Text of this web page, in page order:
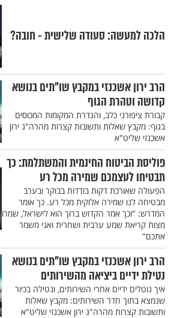
הלכה למעשה: סעודה שלישית - חובה?
הרב ירון אשכנזי במקבץ שו"תים בנושא
קדושה וטהרת הגוף
קבורת ציפורני כלב, והגדרת המקומות המכוסים
בגוף: מקבץ שאלות ותשובות קצרות מהרה"ג ירון
אשכנזי שליט"א
פוליסת הביטוח החינמית והמשתלמת: כך
תבטיחו לעצמכם שמירה מכל רע
הפעולה שאורכת דקות בודדות בבוקר ובערב
מבטיחה לנו שמירה אלוקית מכל רע. כך אומר
המדרש: "וכך אמר הקדוש ברוך הוא לישראל, שמרו
מצות קריאת שמע ערבית ושחרית ואני משמר
אתכם"
הרב ירון אשכנזי במקבץ שו"תים בנושא
נטילת ידיים ביציאה מהשירותים
איך נוטלים ידיים אחרי השירותים, ונטילה בכיור
שנמצא בתוך חדר השירותים: מקבץ שאלות
ותשובות קצרות מהרה"ג ירון אשכנזי שליט"א